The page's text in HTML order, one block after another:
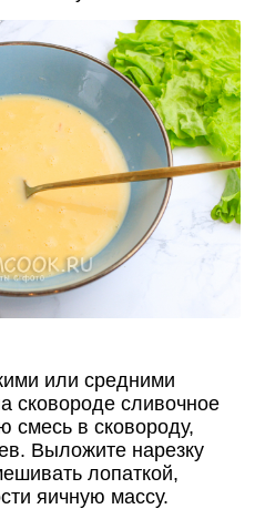
или средними
сковороде сливочное
смесь в сковороду,
Выложите нарезку
лопаткой,
яичную массу.